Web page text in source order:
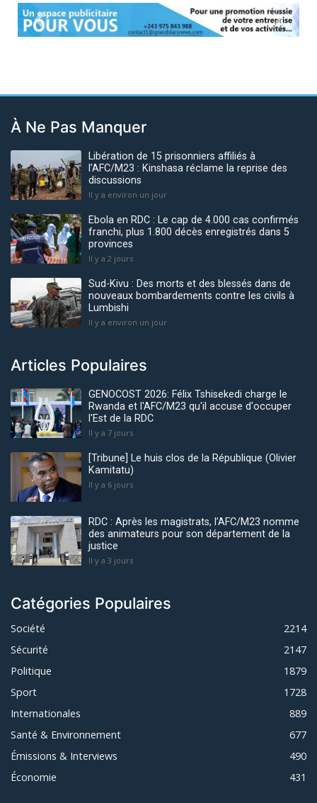
Previous Next
À Ne Pas Manquer
Libération de 15 prisonniers affiliés à
l’AFC/M23 : Kinshasa réclame la reprise des
discussions
Il y a environ un jour
Ebola en RDC : Le cap de 4.000 cas confirmés
franchi, plus 1.800 décès enregistrés dans 5
provinces
Il y a 2 jours
Sud-Kivu : Des morts et des blessés dans de
nouveaux bombardements contre les civils à
Lumbishi
Il y a environ un jour
Articles Populaires
GENOCOST 2026: Félix Tshisekedi charge le
Rwanda et l'AFC/M23 qu'il accuse d'occuper
l'Est de la RDC
Il y a 7 jours
[Tribune] Le huis clos de la République (Olivier
Kamitatu)
Il y a 6 jours
RDC : Après les magistrats, l’AFC/M23 nomme
des animateurs pour son département de la
justice
Il y a 3 jours
Catégories Populaires
Société
2214
Sécurité
2147
Politique
1879
Sport
1728
Internationales
889
Santé & Environnement
677
Émissions & Interviews
490
Économie
431